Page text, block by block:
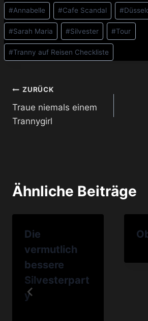
Schlagworte:
#Annabelle #Cafe Scandal #
#Sarah Maria #Silvester #Tour
#Tranny auf Reisen Checkliste
Beitragsnavigation
ZURÜCK
Traue niemals einem
Trannygirl
Ähnliche Beiträge
Die
vermutlich
bessere
Silvesterpart
y